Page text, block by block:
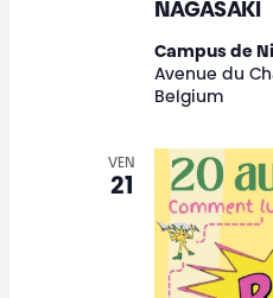
NAGASAKI
Campus de
Avenue du
Belgium
VEN
21